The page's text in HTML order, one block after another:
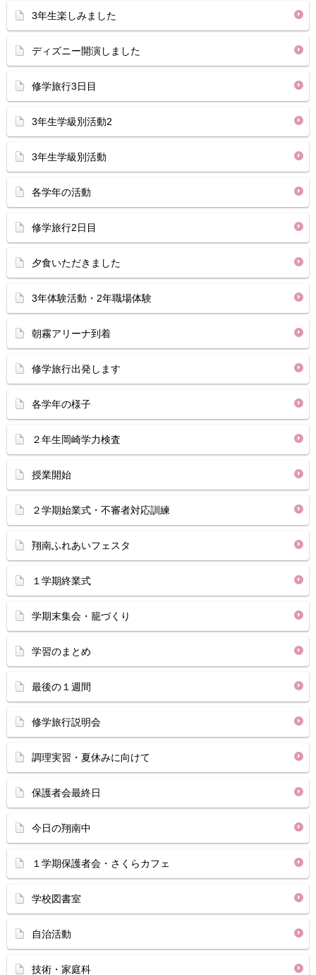
3年生楽しみました
ディズニー開演しました
修学旅行3日目
3年生学級別活動2
3年生学級別活動
各学年の活動
修学旅行2日目
夕食いただきました
3年体験活動・2年職場体験
朝霧アリーナ到着
修学旅行出発します
各学年の様子
２年生岡崎学力検査
授業開始
２学期始業式・不審者対応訓練
翔南ふれあいフェスタ
１学期終業式
学期末集会・籠づくり
学習のまとめ
最後の１週間
修学旅行説明会
調理実習・夏休みに向けて
保護者会最終日
今日の翔南中
１学期保護者会・さくらカフェ
学校図書室
自治活動
技術・家庭科